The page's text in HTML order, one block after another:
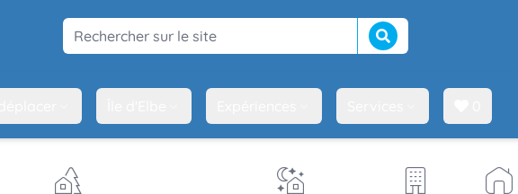
Rechercher sur le site Lancer la recherche